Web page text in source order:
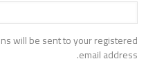
will be sent to your registered
email address.